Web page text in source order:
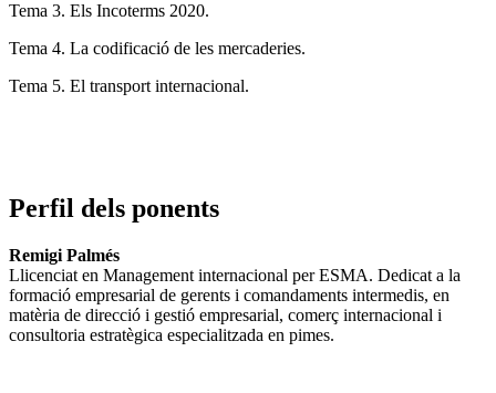
Tema 3. Els Incoterms 2020.
Tema 4. La codificació de les mercaderies.
Tema 5. El transport internacional.
Perfil dels ponents
Remigi Palmés
Llicenciat en Management internacional per ESMA. Dedicat a la
formació empresarial de gerents i comandaments intermedis, en
matèria de direcció i gestió empresarial, comerç internacional i
consultoria estratègica especialitzada en pimes.